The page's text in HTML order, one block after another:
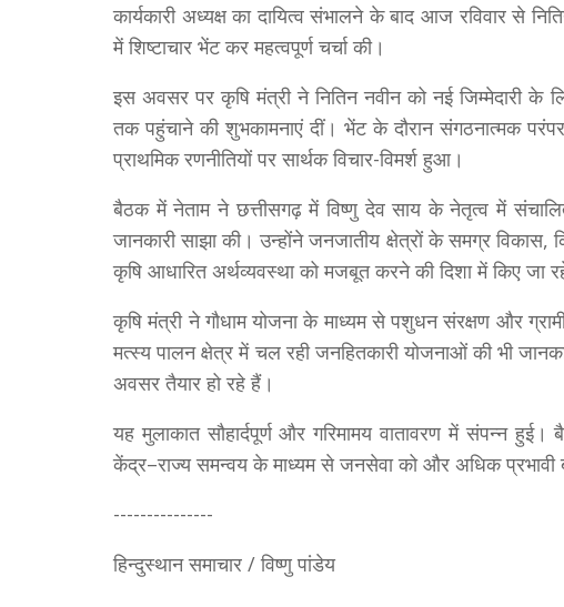
कार्यकारी अध्यक्ष का दायित्व संभालने के बाद आज रविवार से
में शिष्टाचार भेंट कर महत्वपूर्ण चर्चा की।
इस अवसर पर कृषि मंत्री ने नितिन नवीन को नई जिम्मेदारी
तक पहुंचाने की शुभकामनाएं दीं। भेंट के दौरान संगठनात्मक
प्राथमिक रणनीतियों पर सार्थक विचार-विमर्श हुआ।
बैठक में नेताम ने छत्तीसगढ़ में विष्णु देव साय के नेतृत्व में
जानकारी साझा की। उन्होंने जनजातीय क्षेत्रों के समग्र विकास,
कृषि आधारित अर्थव्यवस्था को मजबूत करने की दिशा में किए जा
कृषि मंत्री ने गौधाम योजना के माध्यम से पशुधन संरक्षण और
मत्स्य पालन क्षेत्र में चल रही जनहितकारी योजनाओं की भी
अवसर तैयार हो रहे हैं।
यह मुलाकात सौहार्दपूर्ण और गरिमामय वातावरण में संपन्न
केंद्र–राज्य समन्वय के माध्यम से जनसेवा को और अधिक
---------------
हिन्दुस्थान समाचार / विष्णु पांडेय